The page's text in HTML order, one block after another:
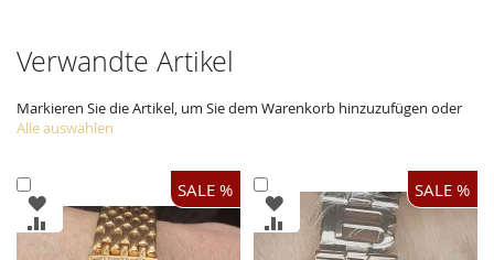
Verwandte Artikel
Markieren Sie die Artikel, um Sie dem Warenkorb hinzuzufügen oder
Alle auswählen
SALE %
den
Warenkorb
ZUR
WUNSCHLISTE
HINZUFÜGEN
ZUR
VERGLEICHSLISTE
SALE %
den
Warenkorb
ZUR
WUNSCHLISTE
HINZUFÜGEN
ZUR
VERGLEICHSLISTE